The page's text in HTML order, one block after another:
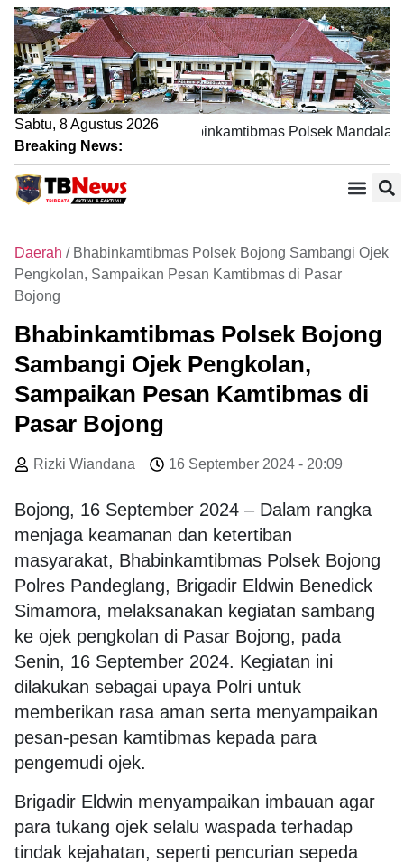
Sabtu, 8 Agustus 2026
Breaking News:
Lewat Sambang DDS, Bhabinkamtibmas Polsek
Daerah / Bhabinkamtibmas Polsek Bojong Sambangi Ojek
Pengkolan, Sampaikan Pesan Kamtibmas di Pasar
Bojong
Bhabinkamtibmas Polsek Bojong
Sambangi Ojek Pengkolan,
Sampaikan Pesan Kamtibmas di
Pasar Bojong
Rizki Wiandana 16 September 2024 - 20:09
Bojong, 16 September 2024 – Dalam rangka
menjaga keamanan dan ketertiban
masyarakat, Bhabinkamtibmas Polsek Bojong
Polres Pandeglang, Brigadir Eldwin Benedick
Simamora, melaksanakan kegiatan sambang
ke ojek pengkolan di Pasar Bojong, pada
Senin, 16 September 2024. Kegiatan ini
dilakukan sebagai upaya Polri untuk
memberikan rasa aman serta menyampaikan
pesan-pesan kamtibmas kepada para
pengemudi ojek.
Brigadir Eldwin menyampaikan imbauan agar
para tukang ojek selalu waspada terhadap
tindak kejahatan, seperti pencurian sepeda